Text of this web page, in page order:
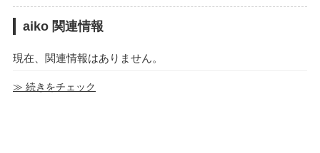
aiko 関連情報
現在、関連情報はありません。
≫ 続きをチェック